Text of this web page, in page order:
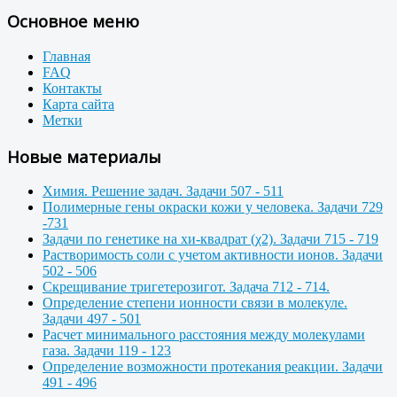
Основное меню
Главная
FAQ
Контакты
Карта сайта
Метки
Новые материалы
Химия. Решение задач. Задачи 507 - 511
Полимерные гены окраски кожи у человека. Задачи 729
-731
Задачи по генетике на хи-квадрат (χ2). Задачи 715 - 719
Растворимость соли с учетом активности ионов. Задачи
502 - 506
Скрещивание тригетерозигот. Задача 712 - 714.
Определение степени ионности связи в молекуле.
Задачи 497 - 501
Расчет минимального расстояния между молекулами
газа. Задачи 119 - 123
Определение возможности протекания реакции. Задачи
491 - 496